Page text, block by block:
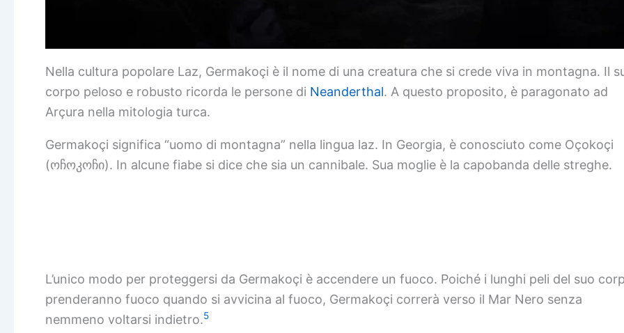
Nella cultura popolare Laz, Germakoçi è il nome di una creatura che si crede viva in montagna. Il
corpo peloso e robusto ricorda le persone di Neanderthal. A questo proposito, è paragonato ad
Arçura nella mitologia turca.
Germakoçi significa “uomo di montagna” nella lingua laz. In Georgia, è conosciuto come Oçokoçi
(ოჩოკოჩი). In alcune fiabe si dice che sia un cannibale. Sua moglie è la capobanda delle streghe.
L’unico modo per proteggersi da Germakoçi è accendere un fuoco. Poiché i lunghi peli del suo
prenderanno fuoco quando si avvicina al fuoco, Germakoçi correrà verso il Mar Nero senza
nemmeno voltarsi indietro.5